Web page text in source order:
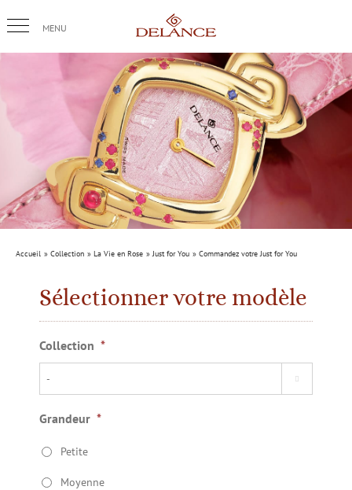
au
contenu
Accueil Collection La Vie en Rose Just for You Commandez votre Just for You
Sélectionner votre modèle
Collection *

Grandeur *
Petite
Moyenne